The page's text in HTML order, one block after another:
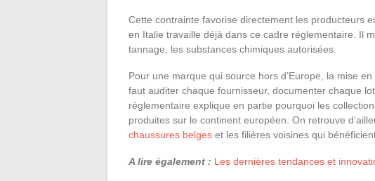
Cette contrainte favorise directement les producteurs
en Italie travaille déjà dans ce cadre réglementaire. Il
tannage, les substances chimiques autorisées.
Pour une marque qui source hors d’Europe, la mise
faut auditer chaque fournisseur, documenter chaque
réglementaire explique en partie pourquoi les
produites sur le continent européen. On retrouve
chaussures belges et les filières voisines qui
A lire également : Les dernières tendances et